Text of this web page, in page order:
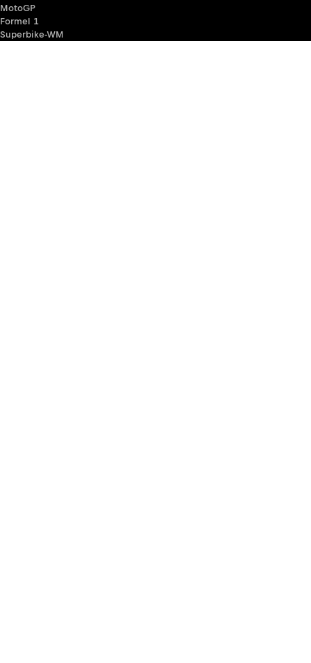
MotoGP
Formel 1
Superbike-WM